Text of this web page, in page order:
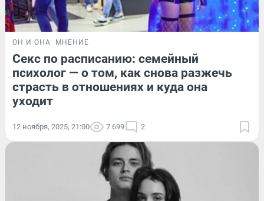
ОН И ОНА МНЕНИЕ
Секс по расписанию: семейный
психолог — о том, как снова разжечь
страсть в отношениях и куда она
уходит
12 ноября, 2025, 21:00 7 699 2